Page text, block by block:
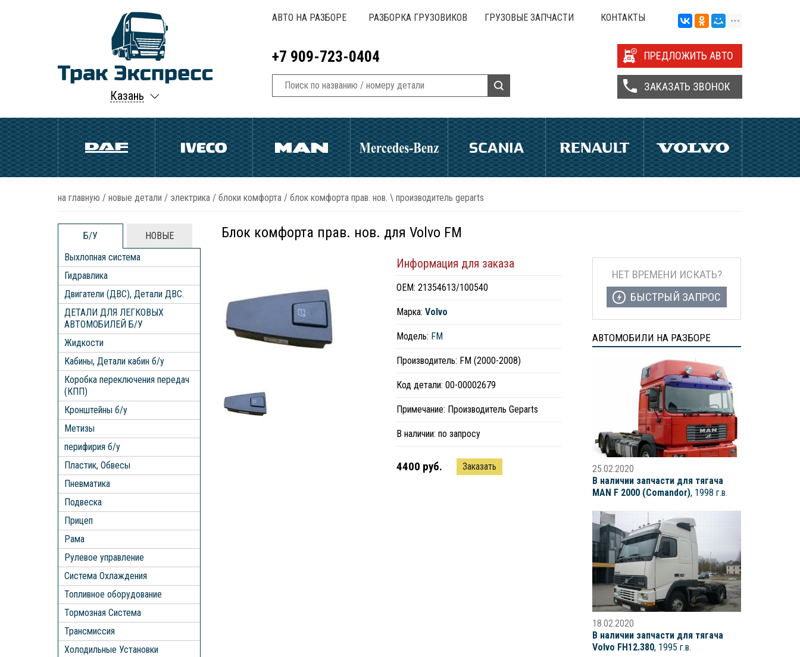
Казань
АВТО НА РАЗБОРЕ РАЗБОРКА ГРУЗОВИКОВ ГРУЗОВЫЕ ЗАПЧАСТИ КОНТАКТЫ
+7 909-723-0404 ПРЕДЛОЖИТЬ АВТО
ЗАКАЗАТЬ ЗВОНОК
на главную / новые детали / электрика / блоки комфорта / блок комфорта прав. нов. \ производитель geparts
Б/У
НОВЫЕ
Выхлопная система
Гидравлика
Двигатели (ДВС), Детали ДВС.
ДЕТАЛИ ДЛЯ ЛЕГКОВЫХ
АВТОМОБИЛЕЙ Б/У
Жидкости
Кабины, Детали кабин б/у
Коробка переключения передач
(КПП)
Кронштейны б/у
Метизы
перифирия б/у
Пластик, Обвесы
Пневматика
Подвеска
Прицеп
Рама
Рулевое управление
Система Охлаждения
Топливное оборудование
Тормозная Система
Трансмиссия
Холодильные Установки
Блок комфорта прав. нов. для Volvo FM
Информация для заказа
ОЕМ: 21354613/100540
Марка: Volvo
Модель: FM
Производитель: FM (2000-2008)
Код детали: 00-00002679
Примечание: Производитель Geparts
В наличии: по запросу
4400 руб. Заказать
НЕТ ВРЕМЕНИ ИСКАТЬ?
БЫСТРЫЙ ЗАПРОС
АВТОМОБИЛИ НА РАЗБОРЕ
25.02.2020
В наличии запчасти для тягача
MAN F 2000 (Comandor), 1998 г.в.
18.02.2020
В наличии запчасти для тягача
Volvo FH12.380, 1995 г.в.